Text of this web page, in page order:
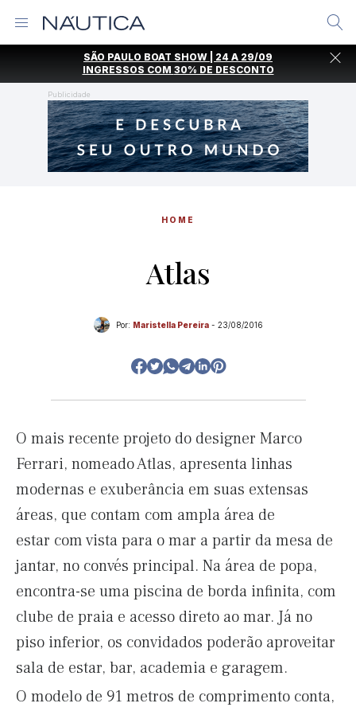
SÃO PAULO BOAT SHOW | 24 A 29/09
INGRESSOS COM 30% DE DESCONTO
Publicidade
HOME
Atlas
Por: Maristella Pereira - 23/08/2016
O mais recente projeto do designer Marco
Ferrari, nomeado Atlas, apresenta linhas
modernas e exuberância em suas extensas
áreas, que contam com ampla área de
estar com vista para o mar a partir da mesa de
jantar, no convés principal. Na área de popa,
encontra-se uma piscina de borda infinita, com
clube de praia e acesso direto ao mar. Já no
piso inferior, os convidados poderão aproveitar
sala de estar, bar, academia e garagem.
O modelo de 91 metros de comprimento conta,